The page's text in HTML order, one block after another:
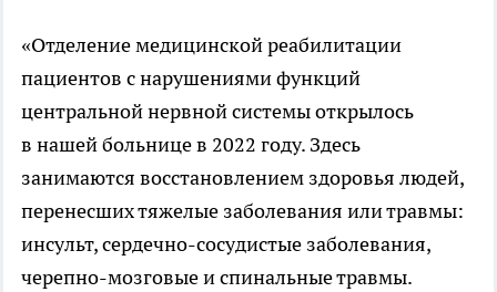
«Отделение медицинской реабилитации
пациентов с нарушениями функций
центральной нервной системы открылось
в нашей больнице в 2022 году. Здесь
занимаются восстановлением здоровья людей,
перенесших тяжелые заболевания или травмы:
инсульт, сердечно-сосудистые заболевания,
черепно-мозговые и спинальные травмы.